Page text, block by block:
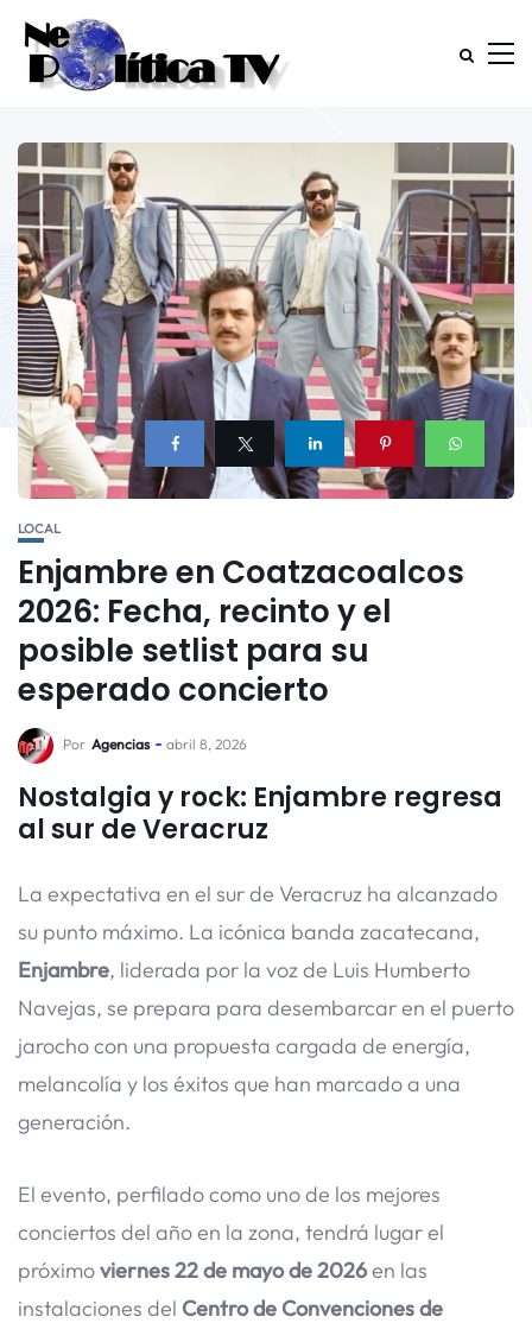
LOCAL
Enjambre en Coatzacoalcos
2026: Fecha, recinto y el
posible setlist para su
esperado concierto
Por Agencias abril 8, 2026
Nostalgia y rock: Enjambre regresa
al sur de Veracruz
La expectativa en el sur de Veracruz ha alcanzado
su punto máximo. La icónica banda zacatecana,
Enjambre, liderada por la voz de Luis Humberto
Navejas, se prepara para desembarcar en el puerto
jarocho con una propuesta cargada de energía,
melancolía y los éxitos que han marcado a una
generación.
El evento, perfilado como uno de los mejores
conciertos del año en la zona, tendrá lugar el
próximoviernes 22 de mayo de 2026en las
instalaciones del Centro de Convenciones de